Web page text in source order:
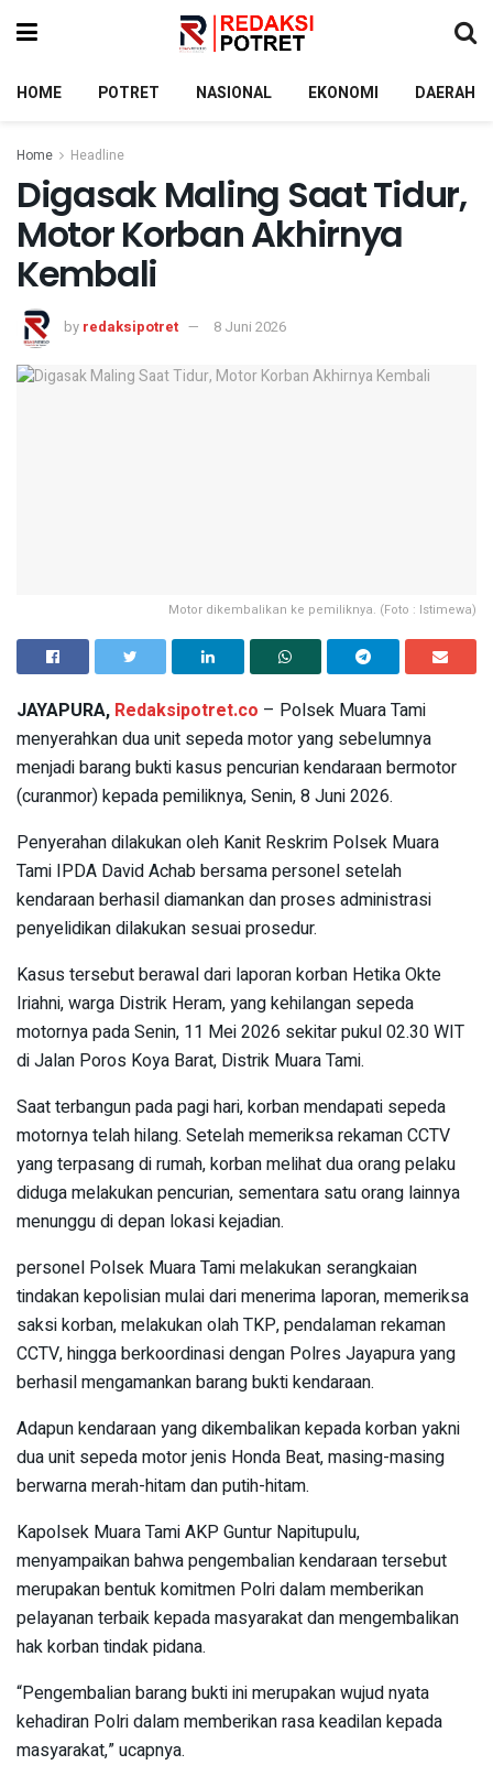
HOME POTRET NASIONAL EKONOMI DAERAH
Home Headline
Digasak Maling Saat Tidur,
Motor Korban Akhirnya
Kembali
by redaksipotret 8 Juni 2026
Motor dikembalikan ke pemiliknya. (Foto : Istimewa)
JAYAPURA, Redaksipotret.co – Polsek Muara Tami
menyerahkan dua unit sepeda motor yang sebelumnya
menjadi barang bukti kasus pencurian kendaraan bermotor
(curanmor) kepada pemiliknya, Senin, 8 Juni 2026.
Penyerahan dilakukan oleh Kanit Reskrim Polsek Muara
Tami IPDA David Achab bersama personel setelah
kendaraan berhasil diamankan dan proses administrasi
penyelidikan dilakukan sesuai prosedur.
Kasus tersebut berawal dari laporan korban Hetika Okte
Iriahni, warga Distrik Heram, yang kehilangan sepeda
motornya pada Senin, 11 Mei 2026 sekitar pukul 02.30 WIT
di Jalan Poros Koya Barat, Distrik Muara Tami.
Saat terbangun pada pagi hari, korban mendapati sepeda
motornya telah hilang. Setelah memeriksa rekaman CCTV
yang terpasang di rumah, korban melihat dua orang pelaku
diduga melakukan pencurian, sementara satu orang lainnya
menunggu di depan lokasi kejadian.
personel Polsek Muara Tami melakukan serangkaian
tindakan kepolisian mulai dari menerima laporan, memeriksa
saksi korban, melakukan olah TKP, pendalaman rekaman
CCTV, hingga berkoordinasi dengan Polres Jayapura yang
berhasil mengamankan barang bukti kendaraan.
Adapun kendaraan yang dikembalikan kepada korban yakni
dua unit sepeda motor jenis Honda Beat, masing-masing
berwarna merah-hitam dan putih-hitam.
Kapolsek Muara Tami AKP Guntur Napitupulu,
menyampaikan bahwa pengembalian kendaraan tersebut
merupakan bentuk komitmen Polri dalam memberikan
pelayanan terbaik kepada masyarakat dan mengembalikan
hak korban tindak pidana.
“Pengembalian barang bukti ini merupakan wujud nyata
kehadiran Polri dalam memberikan rasa keadilan kepada
masyarakat,” ucapnya.